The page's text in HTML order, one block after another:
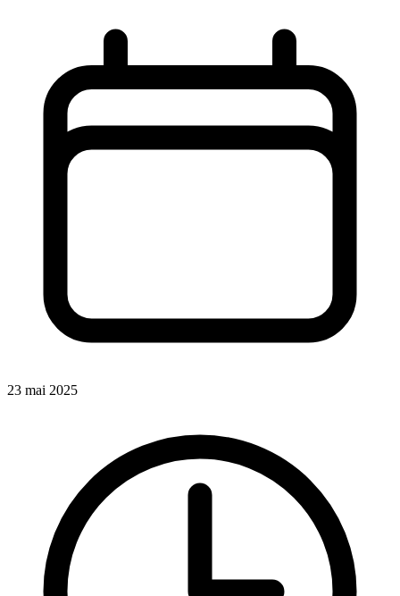
23 mai 2025